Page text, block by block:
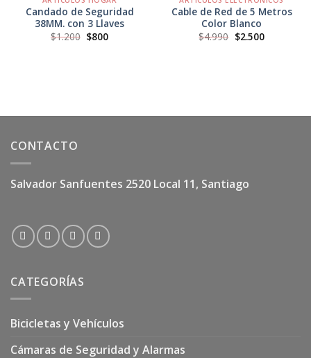
Candado de Seguridad
38MM. con 3 Llaves
$1.200 El
precio
$800El
Cable de Red de 5 Metros
Color Blanco
$4.990 El
precio
$2.500El
precio
CONTACTO
Salvador Sanfuentes 2520 Local 11, Santiago
CATEGORÍAS
Bicicletas y Vehículos
Cámaras de Seguridad y Alarmas